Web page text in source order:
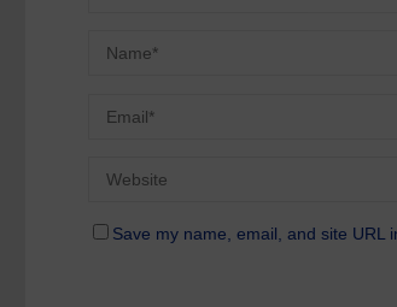
Save my name, email, and site URL